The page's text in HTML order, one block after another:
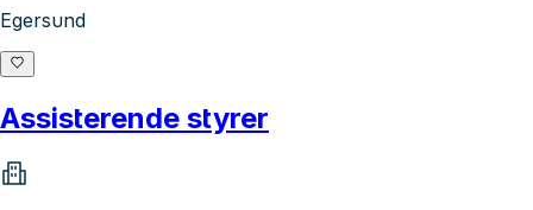
Egersund
Assisterende styrer